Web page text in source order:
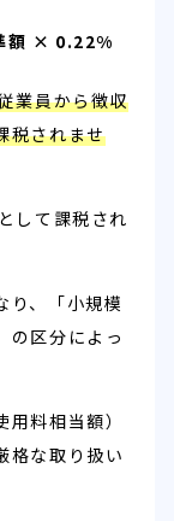
額 × 0.22%
業員から徴収
税されませ
して課税され
り、「小規模
の区分によっ
料相当額）
格な取り扱い